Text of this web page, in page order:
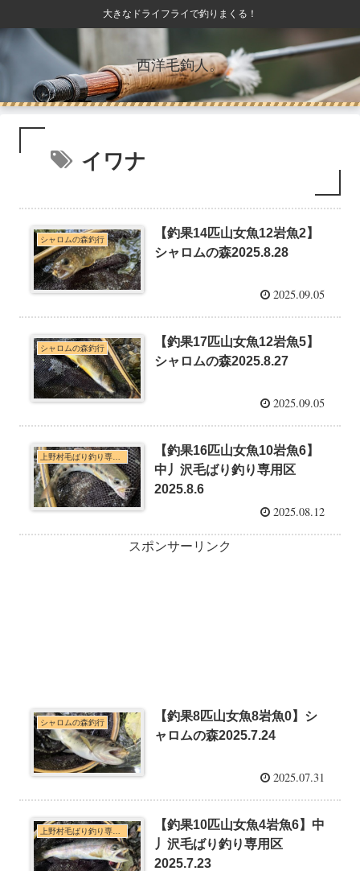
大きなドライフライで釣りまくる！
西洋毛鉤人。
イワナ
シャロムの森釣行
【釣果14匹山女魚12岩魚2】
シャロムの森2025.8.28
2025.09.05
シャロムの森釣行
【釣果17匹山女魚12岩魚5】
シャロムの森2025.8.27
2025.09.05
【釣果16匹山女魚10岩魚6】
中丿沢毛ばり釣り専用区
2025.8.6
2025.08.12
スポンサーリンク
シャロムの森釣行
【釣果8匹山女魚8岩魚0】シ
ャロムの森2025.7.24
2025.07.31
【釣果10匹山女魚4岩魚6】中
丿沢毛ばり釣り専用区
2025.7.23